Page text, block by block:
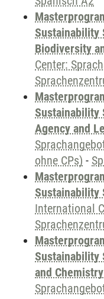
Sustainability
Biodiversity
Center:
Sustainability
Agency and
ohne CPs) -
Sustainability
International
Sustainability
and Chemistry